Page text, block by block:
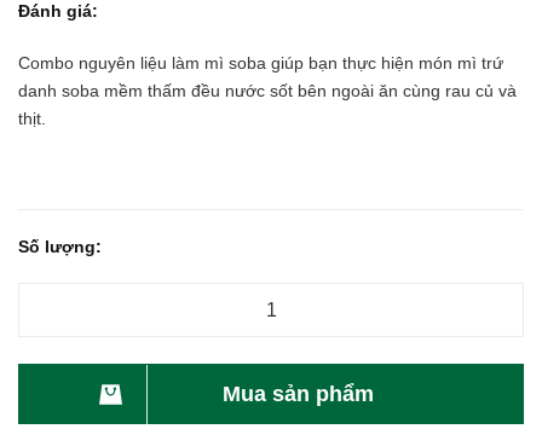
Đánh giá:
Combo nguyên liệu làm mì soba giúp bạn thực hiện món mì trứ
danh soba mềm thấm đều nước sốt bên ngoài ăn cùng rau củ và
thịt.
Số lượng:
Mua sản phẩm